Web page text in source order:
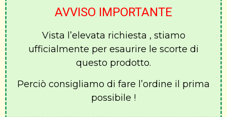
AVVISO IMPORTANTE
Vista l’elevata richiesta , stiamo
ufficialmente per esaurire le scorte di
questo prodotto.
Perciò consigliamo di fare l’ordine il prima
possibile !